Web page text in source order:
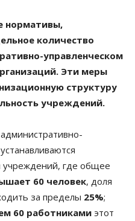
нормативы,
количество
управленческом
Эти меры
структуру
учреждений.
учреждений, где общее
60 человек, доля
за пределы 25%;
60 работниками этот